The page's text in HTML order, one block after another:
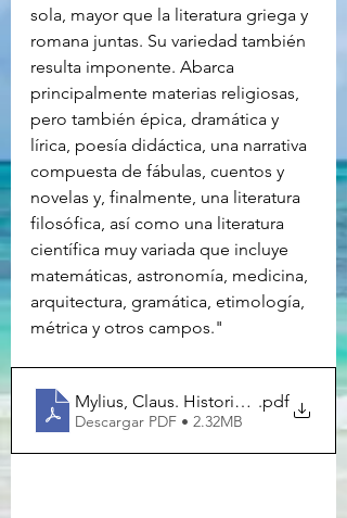
sola, mayor que la literatura griega y
romana juntas. Su variedad también
resulta imponente. Abarca
principalmente materias religiosas,
pero también épica, dramática y
lírica, poesía didáctica, una narrativa
compuesta de fábulas, cuentos y
novelas y, finalmente, una literatura
filosófica, así como una literatura
científica muy variada que incluye
matemáticas, astronomía, medicina,
arquitectura, gramática, etimología,
métrica y otros campos."
Mylius, Claus. .pdf
Descargar PDF • 2.32MB